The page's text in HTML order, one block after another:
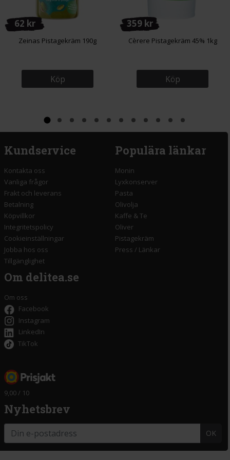
62 kr
Zeinas Pistagekräm 190g
Köp
359 kr
Cèrere Pistagekräm 45% 1kg
Köp
Kundservice
Kontakta oss
Vanliga frågor
Frakt och leverans
Betalning
Köpvillkor
Integritetspolicy
Cookieinställningar
Jobba hos oss
Tillgänglighet
Populära länkar
Monin
Lyxkonserver
Pasta
Olivolja
Kaffe & Te
Oliver
Pistagekräm
Press / Länkar
Om delitea.se
Om oss
Facebook
Instagram
LinkedIn
TikTok
9,00 / 10
Nyhetsbrev
OK